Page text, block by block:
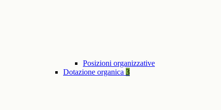
Posizioni organizzative
Dotazione organica 3